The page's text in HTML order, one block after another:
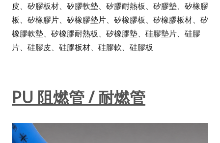
皮、矽膠板材、矽膠軟墊、矽膠耐熱板、矽膠墊、矽橡膠
板、矽橡膠片、矽橡膠墊片、矽橡膠板、矽橡膠板材、矽
橡膠軟墊、矽橡膠耐熱板、矽橡膠墊、硅膠墊片、硅膠
片、硅膠皮、硅膠板材、硅膠軟、硅膠板
PU 阻燃管 / 耐燃管